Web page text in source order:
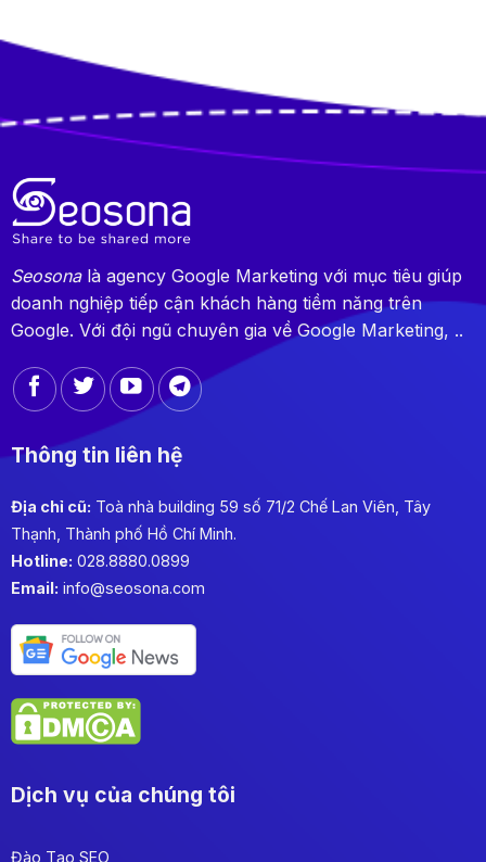
Seosonalà agency Google Marketing với mục tiêu giúp
doanh nghiệp tiếp cận khách hàng tiềm năng trên
Google. Với đội ngũ chuyên gia về Google Marketing, ..
Thông tin liên hệ
Địa chỉ cũ: Toà nhà building 59 số 71/2 Chế Lan Viên, Tây
Thạnh, Thành phố Hồ Chí Minh.
Hotline: 028.8880.0899
Email: info@seosona.com
Dịch vụ của chúng tôi
Đào Tạo SEO